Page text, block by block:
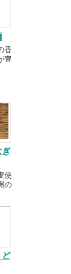
香
豊
ぎ
使
の
ど